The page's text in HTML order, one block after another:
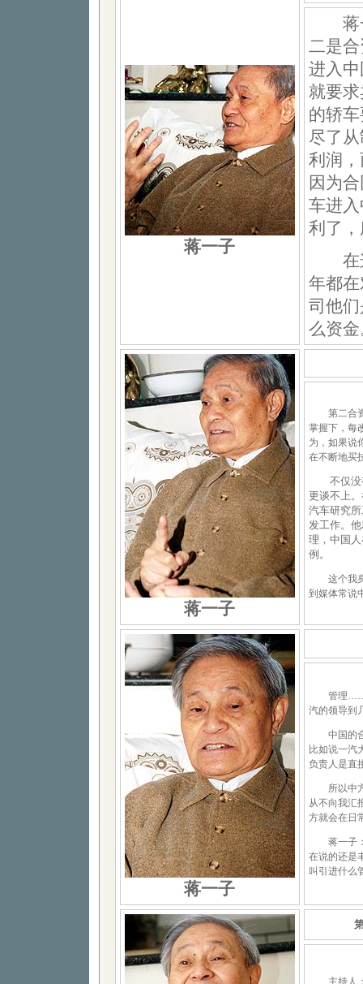
蒋一子
蒋一
二是
进入
就要
的轿
尽了
利润
因为
车进
利了
在这
年都
司他
么资金
蒋一子
第二合资
掌握下，每
为，如果说
在不断地买
不仅没有
更谈不上
汽车研究
发工作。
理，中国
例。
这个我身
到媒体常说
蒋一子
管理……合
汽的领导到
中国的合
比如说一汽
负责人是直
所以中方
从不向我汇
方就会在日
蒋一子：
在说的还是
叫引进什么
主持人：